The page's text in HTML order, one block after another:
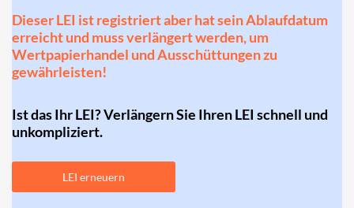
Dieser LEI ist registriert aber hat sein Ablaufdatum
erreicht und muss verlängert werden, um
Wertpapierhandel und Ausschüttungen zu
gewährleisten!
Ist das Ihr LEI? Verlängern Sie Ihren LEI schnell und
unkompliziert.
LEI erneuern